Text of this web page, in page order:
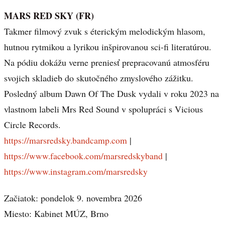
MARS RED SKY (FR)
Takmer filmový zvuk s éterickým melodickým hlasom,
hutnou rytmikou a lyrikou inšpirovanou sci-fi literatúrou.
Na pódiu dokážu verne preniesť prepracovanú atmosféru
svojich skladieb do skutočného zmyslového zážitku.
Posledný album Dawn Of The Dusk vydali v roku 2023 na
vlastnom labeli Mrs Red Sound v spolupráci s Vicious
Circle Records.
https://marsredsky.bandcamp.com |
https://www.facebook.com/marsredskyband |
https://www.instagram.com/marsredsky
Začiatok: pondelok 9. novembra 2026
Miesto: Kabinet MÚZ, Brno